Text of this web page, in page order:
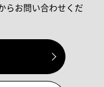
らお問い合わせくだ